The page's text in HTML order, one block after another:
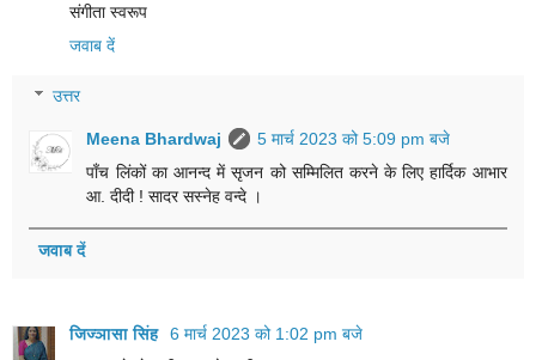
संगीता स्वरूप
जवाब दें
उत्तर
Meena Bhardwaj
5 मार्च 2023 को 5:09 pm बजे
पाँच लिंकों का आनन्द में सृजन को सम्मिलित करने के लिए हार्दिक आभार
आ. दीदी ! सादर सस्नेह वन्दे ।
जवाब दें
जिज्ञासा सिंह 6 मार्च 2023 को 1:02 pm बजे